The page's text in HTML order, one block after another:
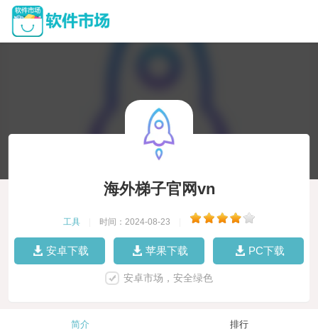
海外梯子官网vn
工具 时间：2024-08-23
安卓下载 苹果下载 PC下载
安卓市场，安全绿色
简介 排行